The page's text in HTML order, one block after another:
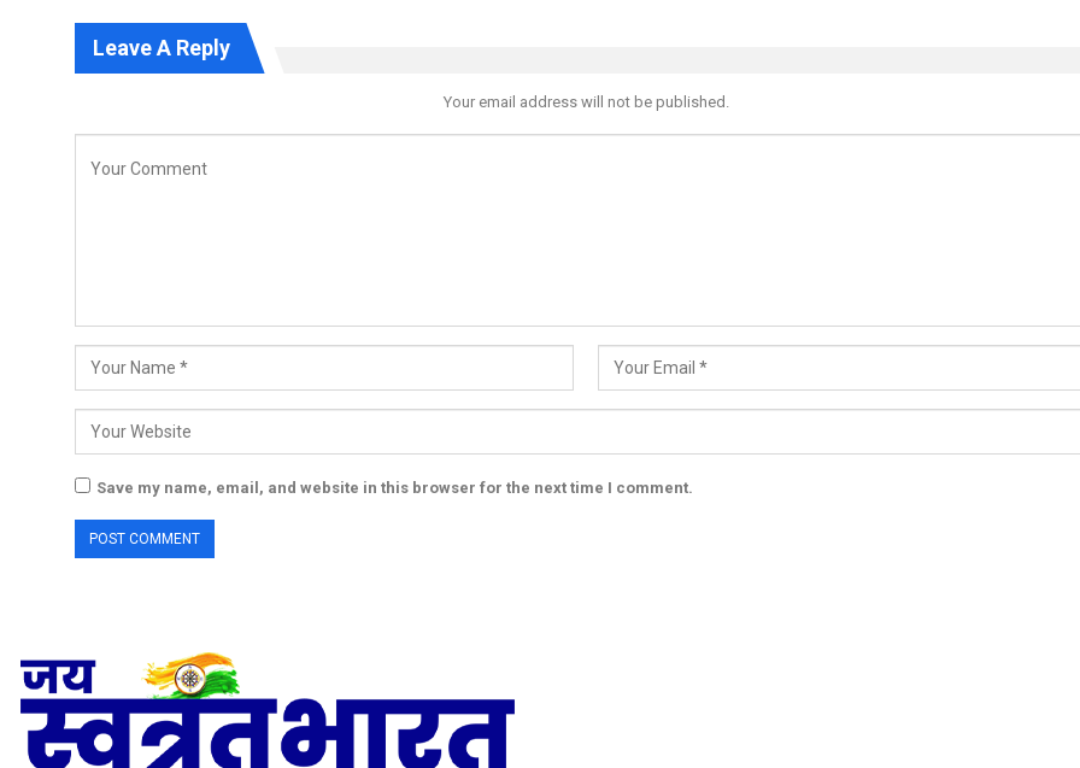
Leave A Reply
Your email address will not be published.
Save my name, email, and website in this browser for the next time I comment.